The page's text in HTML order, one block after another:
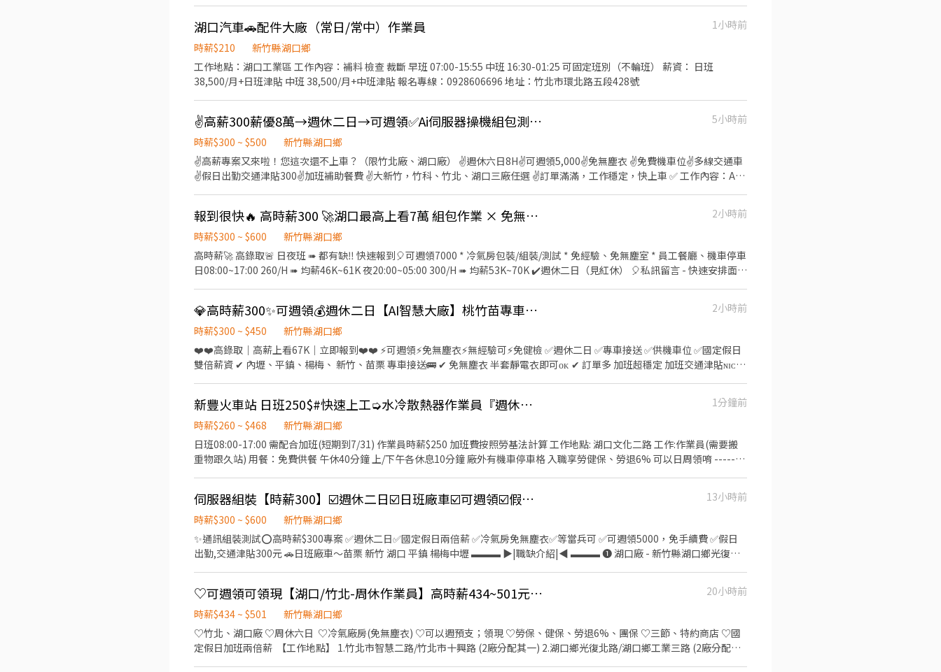
新竹市東區鐵道路一段28巷81號 新竹東南店：新竹市東區東南街80號 新竹關新店：新竹市東區關新東路360號 新竹光復三 - 智
取店：新竹市東區光復路一段45號 新竹光復二店：新竹市東區光復路二段142號 新竹東光 - 智取店：新竹市東區東光路147號 新
竹南大店：新竹市東區南大路576.576-1號 新竹食品 - 智取店：新竹市東區食品路394號 新竹建中店：新竹市東區建中路85號 新
竹大同店：新竹市東區大同路69號 新竹金山店：新竹市東區金山北一街116號 香山區 香山中華 - 智取店：新竹市香山區中華路四
段699號 新竹中山 - 智取店：新竹市香山區中山路640巷708號 香山牛埔店：新竹市香山區牛埔路88號 (以上門店缺額有限，可應
徵多間店唷) 📜應徵方式📜 ①應徵預約請點選右方加入 ➤ https://lin.ee/beutrIB ②ʟɪɴᴇ搜尋加入 ➤ @783qcndn ✍🏻以上加入留言
全名✚電話 附上 職缺標題截圖即可✍🏻 ③線上詢問或 ☎️來電諮詢 0908925603 白先生
荷包賺滿滿！ ＝＝＝＝＝＝＝＝＝＝＝＝＝＝＝＝＝＝＝＝＝＝＝＝＝＝ ⚠️面試、應徵請線上預約，勿直接跑現場唷⚠️
湖口汽車🚗配件大廠（常日/常中）作業員
1小時前
時薪$210
新竹縣湖口鄉
工作地點：湖口工業區 工作內容：補料 檢查 裁斷 早班 07:00-15:55 中班 16:30-01:25 可固定班別（不輪班） 薪資： 日班
38,500/月+日班津貼 中班 38,500/月+中班津貼 報名專線：0928606696 地址：竹北市環北路五段428號
✌️高薪300薪優8萬→週休二日→可週領✅Ai伺服器操機組包測✅免學經歷立即上班
5小時前
時薪$300 ~ $500
新竹縣湖口鄉
✌️高薪專案又來啦！您這次還不上車？（限竹北廠、湖口廠） ✌️週休六日8H✌️可週領5,000✌️免無塵衣 ✌️免費機車位✌️多線交通車
✌️假日出勤交通津貼300✌️加班補助餐費 ✌️大新竹，竹科、竹北、湖口三廠任選 ✌️訂單滿滿，工作穩定，快上車 ✅ 工作內容：AI
路（新竹科學園區） ✅ 交通車：竹南、頭份、北埔、竹東、內灣、芎林、南寮、西濱、北區、新豐、湖口、竹北、內壢、平鎮、
楊梅。 ✅ 休假制度：週休六、日 ✅ 用餐休息：訂便當、7-11、微波、冰箱。用餐40分鐘，上下各休10分鐘 ~~~❣️上班時間/薪資
待遇❣️~~~ 1️⃣竹北廠： ⭐【日班】08:00 - 17:00 時薪260，領薪約＄45,760～70,000(配合加班) ⭐【夜班】20:00 - 05:00 時薪
300，領薪約＄52,800～80,000(配合加班) 2️⃣湖口廠： ⭐【日班】08:00 - 17:00 時薪260，領薪約＄45,760～70,000(配合加班)
⭐【夜班】20:00 - 05:00 時薪300，領薪約＄52,800～80,000(配合加班) 3️⃣竹科廠： ⭐【日班】07:30 - 16:40 領薪約＄33,000～
40,000(配合加班) ⭐【夜班】19:30 - 04:40 領薪約＄33,000～40,000(配合加班) ▬▬▬【立即應徵 24H快速回覆】▬▬▬ ➡工作
諮詢／報名面試 ➡請找：呂’r Neo ➡請加官方賴：@pg17888（含@） ➡快速應徵連結：https://lin.ee/rZxvxQW ⭐請加入好
報到很快🔥 高時薪300 🚀湖口最高上看7萬 組包作業 × 免無塵｜週領7000
2小時前
時薪$300 ~ $600
新竹縣湖口鄉
高時薪🚀 高錄取🚨 日夜班 ➠ 都有缺‼️ 快速報到🎈可週領7000 * 冷氣房包裝/組裝/測試 * 免經驗、免無塵室 * 員工餐廳、機車停車
日08:00~17:00 260/H ➠ 均薪46K~61K 夜20:00~05:00 300/H ➠ 均薪53K~70K ✔️週休二日（見紅休） 🎈私訊留言 - 快速安排面談
💎高時薪300✨可週領💰週休二日【AI智慧大廠】桃竹苗專車接送🚌轉正福利優👍🏻
2小時前
時薪$300 ~ $450
新竹縣湖口鄉
❤️❤️高錄取｜高薪上看67K｜立即報到❤️❤️ ⚡可週領⚡免無塵衣⚡無經驗可⚡免健檢 ✅週休二日 ✅專車接送 ✅供機車位 ✅國定假日
雙倍薪資 ✔ 內壢、平鎮、楊梅、 新竹、苗栗 專車接送🚌 ✔ 免無塵衣 半套靜電衣即可ᴏᴋ ✔ 訂單多 加班超穩定 加班交通津貼ɴɪᴄᴇ
光復北路 or 工業三路 ❷ 竹北廠 - 新竹縣竹北市智慧路（ AI智慧園區 ） ❸ 竹科廠 - 新竹市東區新安路（ 近新竹科學園區 ） 【工
作內容】通訊器材（組裝、包裝、測試、流動線） 【休息時間】用餐40分鐘 兩次間休各15分鐘 【休假制度】週休二日 【上班時
間 / 薪資待遇】 🧡『 湖口 / 竹北 』 日班：08:00-17:00 【 260 / H 】 ➔ 薪約 $45,760起 x 配合加班 $58,000 ᴜᴘ✨ 夜班：20:00-
05:00 【 300 / H 】 ➔ 薪約 $52,800起 x 配合加班 $67,000 ᴜᴘ✨ 💙『 竹科 』 日班：07:30-16:40 ➔ 薪約 $35,000起 x 配合加班
$50,000 ᴜᴘ✨ 夜班：19:30-04:40 ➔ 薪約 $42,000起 x 配合加班 $55,000 ᴜᴘ✨ ⭐️ 加班交通津貼 ⭐️ 國定假日 雙倍薪資✨ ⭐️ 轉正福利
優 二度就業可ɴɪᴄᴇ ✨高薪職缺 x 立即上班❤️ ⭐️ ʟɪɴᴇ ID 搜尋 ➔ @564gwivh ➕ 我ʟɪɴᴇ 快速連結 ➔ https://lin.ee/2etEKAh 💎 更多職
缺點這 ➔ https://reurl.cc/xK7D4E ✉️ 加好友留言【 全名 + 手機號碼 + 職缺截圖 】 ⭕️專業媒合安心面試⭕️24小時在線超快回覆
新豐火車站 日班250$#快速上工➭水冷散熱器作業員『週休六日
1分鐘前
時薪$260 ~ $468
新竹縣湖口鄉
日班08:00-17:00 需配合加班(短期到7/31) 作業員時薪$250 加班費按照勞基法計算 工作地點: 湖口文化二路 工作:作業員(需要搬
重物跟久站) 用餐：免費供餐 午休40分鐘 上/下午各休息10分鐘 廠外有機車停車格 入職享勞健保、勞退6% 可以日周領唷 -------
伺服器組裝【時薪300】☑️週休二日☑️日班廠車☑️可週領☑️假日津貼☑️畢業生可
13小時前
時薪$300 ~ $600
新竹縣湖口鄉
✨通訊組裝測試⭕️高時薪$300專案 ✅週休二日✅國定假日兩倍薪 ✅冷氣房免無塵衣✅等當兵可 ✅可週領5000，免手續費 ✅假日
出勤,交通津貼300元 🚗日班廠車～苗栗 新竹 湖口 平鎮 楊梅中壢 ▬▬▬ ▶|職缺介紹|◀ ▬▬▬ ❶ 湖口廠 - 新竹縣湖口鄉光復北
班：20:00-05:00 【$300/h】薪資➜$52,800~加班$70,000 ✔️每月5號發薪/可週領5000 ✔️享勞保、健保、勞退6% ✔️到職滿3個
月，享有三節禮金/禮品 ▬▬▬ ▶快速應徵◀ ▬▬▬ 【截圖+ID詢問】@718dcrid 周小姊立即回覆 【點選直接加好友】
https://lin.ee/nsf2q2B 【或電洽】0955028592 周’s 諮詢報名 ➡️更多工作加入群組 https://reurl.cc/1KVb8V
♡可週領可領現【湖口/竹北-周休作業員】高時薪434~501元+不用輪班+有冷氣
20小時前
時薪$434 ~ $501
新竹縣湖口鄉
♡竹北、湖口廠 ♡周休六日 ​ ♡冷氣廠房(免無塵衣) ♡可以週預支；領現 ♡勞保、健保、勞退6%、團保 ♡三節、特約商店 ♡國
定假日加班兩倍薪 ​ 【工作地點】 1.竹北市智慧二路/竹北市十興路 (2廠分配其一) 2.湖口鄉光復北路/湖口鄉工業三路 (2廠分配其